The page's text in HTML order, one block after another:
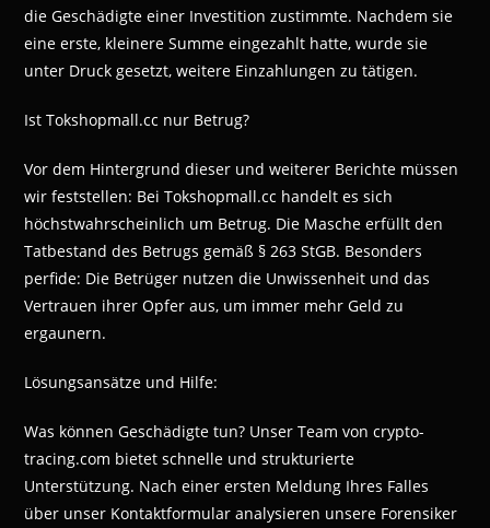
die Geschädigte einer Investition zustimmte. Nachdem sie
eine erste, kleinere Summe eingezahlt hatte, wurde sie
unter Druck gesetzt, weitere Einzahlungen zu tätigen.
Ist Tokshopmall.cc nur Betrug?
Vor dem Hintergrund dieser und weiterer Berichte müssen
wir feststellen: Bei Tokshopmall.cc handelt es sich
höchstwahrscheinlich um Betrug. Die Masche erfüllt den
Tatbestand des Betrugs gemäß § 263 StGB. Besonders
perfide: Die Betrüger nutzen die Unwissenheit und das
Vertrauen ihrer Opfer aus, um immer mehr Geld zu
ergaunern.
Lösungsansätze und Hilfe:
Was können Geschädigte tun? Unser Team von crypto-
tracing.com bietet schnelle und strukturierte
Unterstützung. Nach einer ersten Meldung Ihres Falles
über unser Kontaktformular analysieren unsere Forensiker